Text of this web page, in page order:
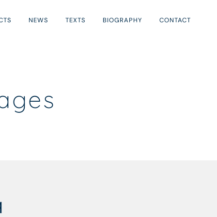
NEWS TEXTS BIOGRAPHY CONTACT